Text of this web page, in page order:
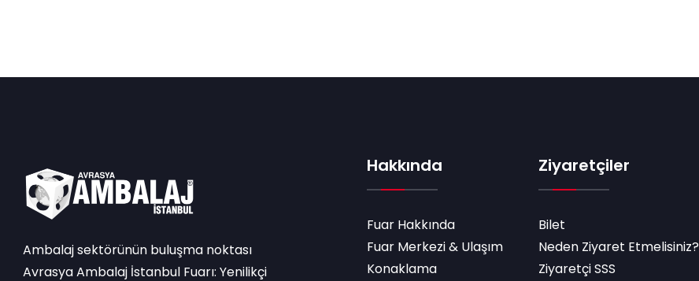
Ambalaj sektörünün buluşma noktası
Avrasya Ambalaj İstanbul Fuarı: Yenilikçi
Hakkında
Fuar Hakkında
Fuar Merkezi & Ulaşım
Konaklama
Ziyaretçiler
Bilet
Neden Ziyaret Etmelisiniz?
Ziyaretçi SSS